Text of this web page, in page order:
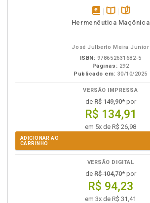
disponívelDisponível
páginas
Hermenêutica Maçônica
José Julberto Meira Junior
ISBN: 978652631682-5
Páginas: 292
Publicado em: 30/10/2025
VERSÃO IMPRESSA
deR$ 149,90* por
R$ 134,91
em 5x de R$ 26,98
ADICIONAR AO
CARRINHO
VERSÃO DIGITAL
deR$ 104,70* por
R$ 94,23
em 3x de R$ 31,41